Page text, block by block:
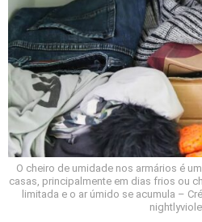
O cheiro de umidade nos armários é
casas, principalmente em dias frios ou
limitada e o ar úmido se acumula –